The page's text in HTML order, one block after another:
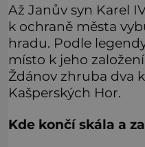
Až Janův syn Karel
k ochraně města
hradu. Podle
místo k jeho
Ždánov zhruba dva
Kašperských Hor.
Kde končí skála a